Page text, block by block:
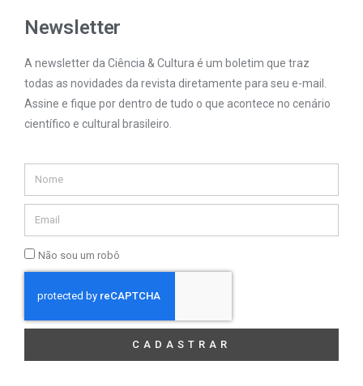
Newsletter
A newsletter da Ciência & Cultura é um boletim que traz
todas as novidades da revista diretamente para seu e-mail.
Assine e fique por dentro de tudo o que acontece no cenário
científico e cultural brasileiro.
Não sou um robô
CADASTRAR